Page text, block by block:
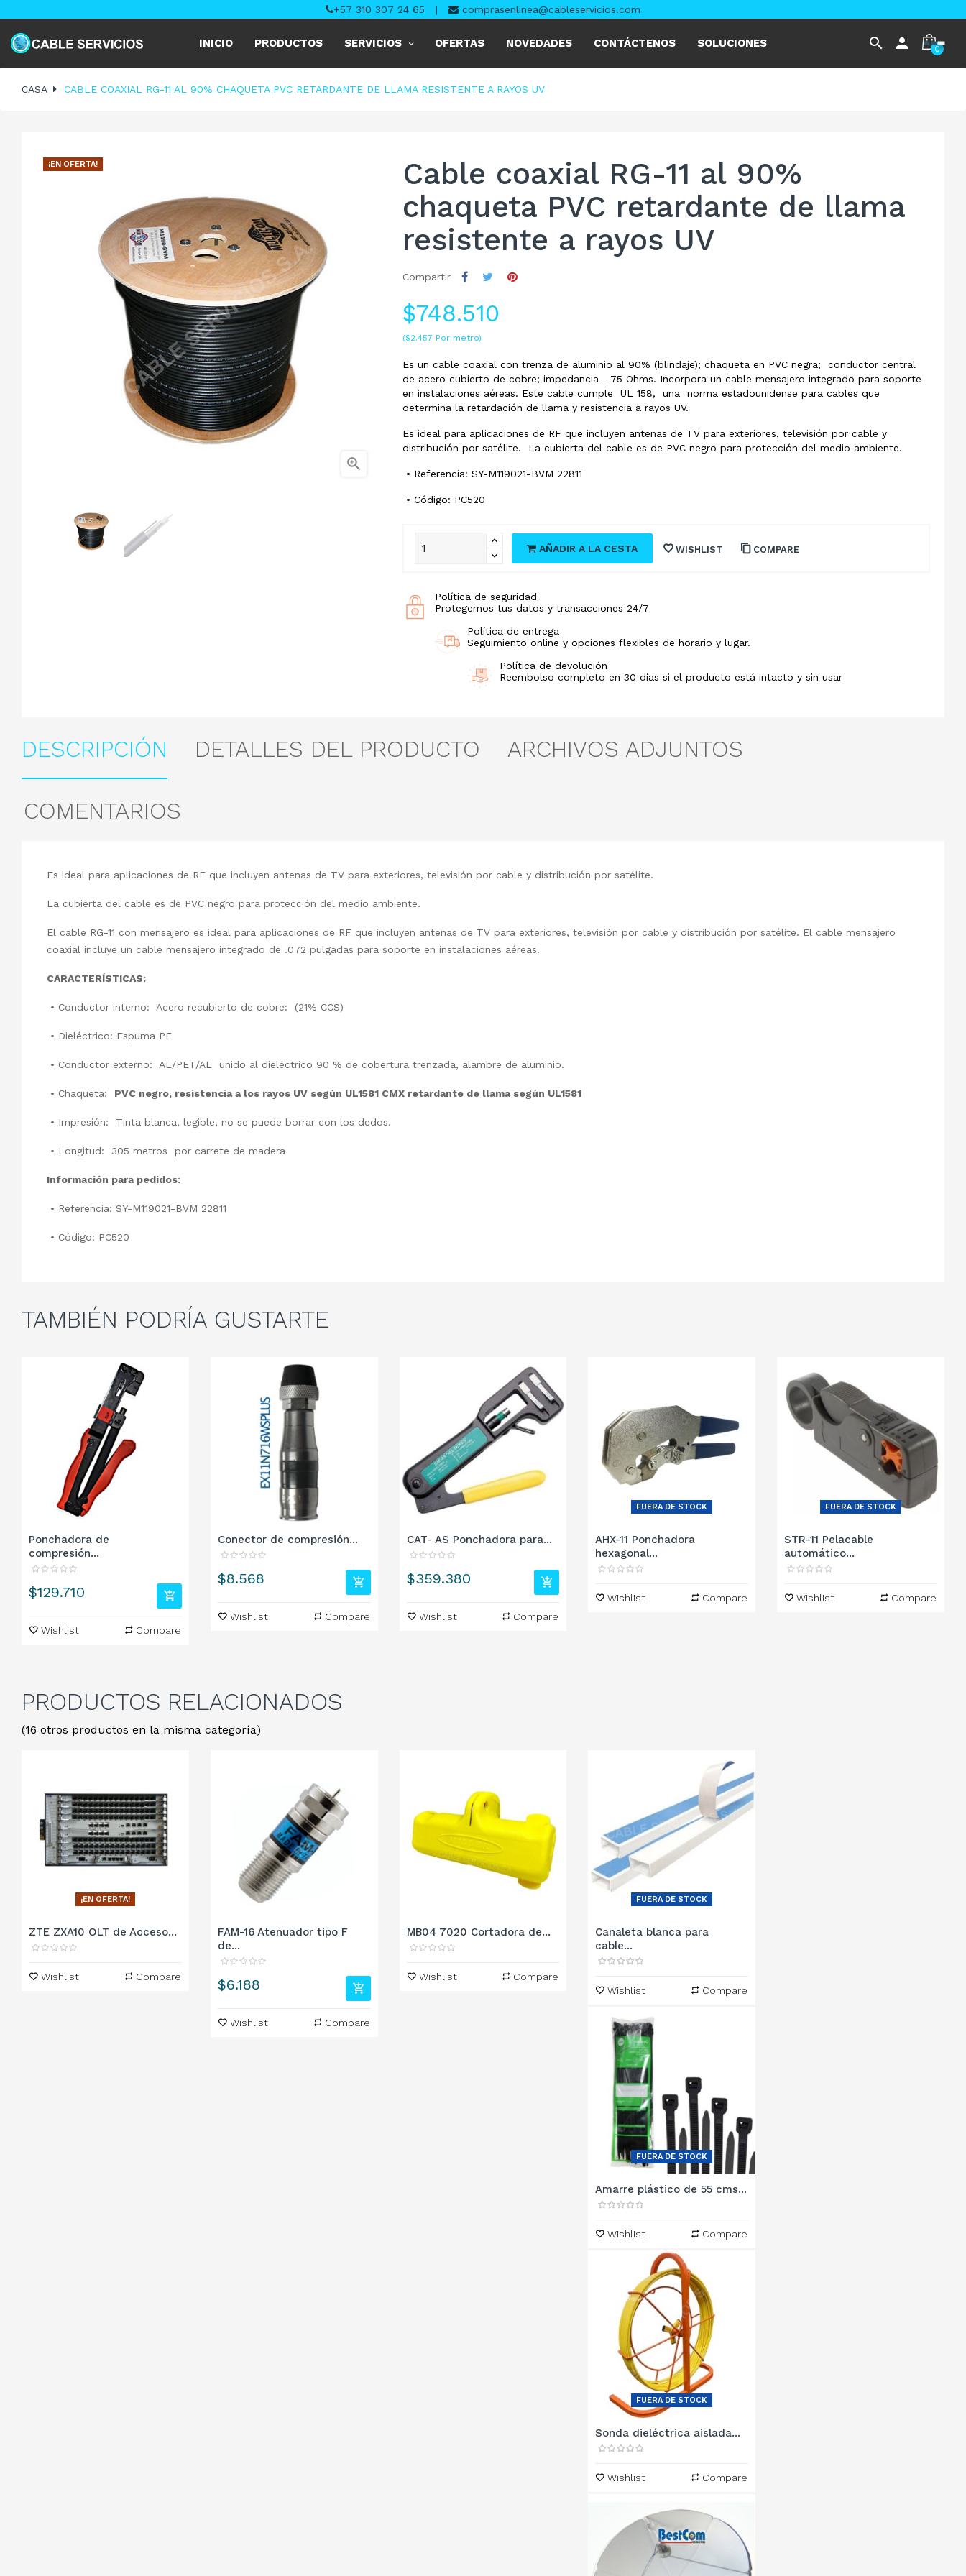
+57 310 307 24 65 | comprasenlinea@cableservicios.com
INICIO PRODUCTOS SERVICIOS OFERTAS NOVEDADES CONTÁCTENOS SOLUCIONES search person 0
CASA CABLE COAXIAL RG-11 AL 90% CHAQUETA PVC RETARDANTE DE LLAMA RESISTENTE A RAYOS UV
¡EN OFERTA!

Cable coaxial RG-11 al 90%
chaqueta PVC retardante de llama
resistente a rayos UV
Compartir
$748.510
($2.457 Por metro)
Es un cable coaxial con trenza de aluminio al 90% (blindaje); chaqueta en PVC negra; conductor central
de acero cubierto de cobre; impedancia - 75 Ohms. Incorpora un cable mensajero integrado para soporte
en instalaciones aéreas. Este cable cumple UL 158, una norma estadounidense para cables que
determina la retardación de llama y resistencia a rayos UV.
Es ideal para aplicaciones de RF que incluyen antenas de TV para exteriores, televisión por cable y
distribución por satélite. La cubierta del cable es de PVC negro para protección del medio ambiente.
• Referencia: SY-M119021-BVM 22811
• Código: PC520
AÑADIR A LA CESTA WISHLIST COMPARE
Política de seguridad
Protegemos tus datos y transacciones 24/7
Política de entrega
Seguimiento online y opciones flexibles de horario y lugar.
Política de devolución
Reembolso completo en 30 días si el producto está intacto y sin usar
DESCRIPCIÓN DETALLES DEL PRODUCTO ARCHIVOS ADJUNTOS
COMENTARIOS
Es ideal para aplicaciones de RF que incluyen antenas de TV para exteriores, televisión por cable y distribución por satélite.
La cubierta del cable es de PVC negro para protección del medio ambiente.
El cable RG-11 con mensajero es ideal para aplicaciones de RF que incluyen antenas de TV para exteriores, televisión por cable y distribución por satélite. El cable mensajero
coaxial incluye un cable mensajero integrado de .072 pulgadas para soporte en instalaciones aéreas.
CARACTERÍSTICAS:
• Conductor interno: Acero recubierto de cobre: (21% CCS)
• Dieléctrico: Espuma PE
• Conductor externo: AL/PET/AL unido al dieléctrico 90 % de cobertura trenzada, alambre de aluminio.
• Chaqueta: PVC negro, resistencia a los rayos UV según UL1581 CMX retardante de llama según UL1581
• Impresión: Tinta blanca, legible, no se puede borrar con los dedos.
• Longitud: 305 metros por carrete de madera
Información para pedidos:
• Referencia: SY-M119021-BVM 22811
• Código: PC520
TAMBIÉN PODRÍA GUSTARTE
Ponchadora de
compresión...
Precio
$129.710
Wishlist Compare
Conector de compresión...
Precio
$8.568
Wishlist Compare
CAT- AS Ponchadora para...
Precio
$359.380
Wishlist Compare
FUERA DE STOCK
AHX-11 Ponchadora
hexagonal...
Wishlist Compare
FUERA DE STOCK
STR-11 Pelacable
automático...
Wishlist Compare
PRODUCTOS RELACIONADOS
(16 otros productos en la misma categoría)
¡EN OFERTA!
ZTE ZXA10 OLT de Acceso...
Wishlist Compare
FAM-16 Atenuador tipo F
de...
Precio
$6.188
Wishlist Compare
MB04 7020 Cortadora de...
Wishlist Compare
FUERA DE STOCK
Canaleta blanca para
cable...
Wishlist Compare
FUERA DE STOCK
Amarre plástico de 55 cms...
Wishlist Compare
FUERA DE STOCK
Sonda dieléctrica aislada...
Wishlist Compare